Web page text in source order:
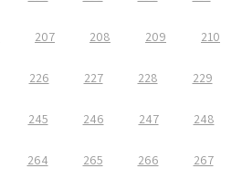
207 208 209 210
226 227 228 229
245 246 247 248
264 265 266 267